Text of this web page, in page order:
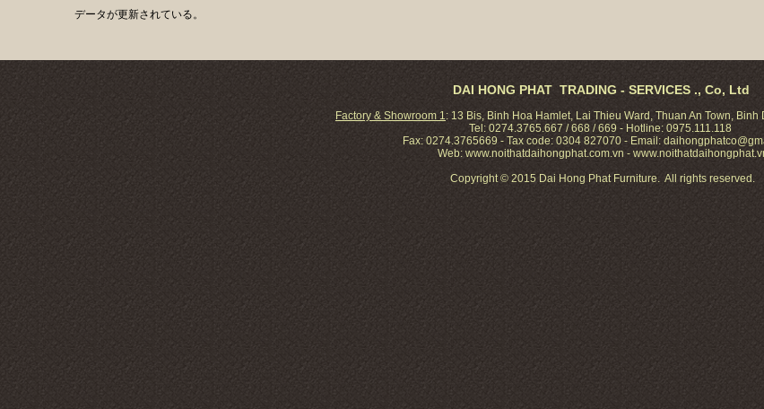
データが更新されている。
DAI HONG PHAT TRADING - SERVICES ., Co, Ltd
Factory & Showroom 1: 13 Bis, Binh Hoa Hamlet, Lai Thieu Ward, Thuan An Town,
Tel: 0274.3765.667 / 668 / 669 - Hotline: 0975.111.118
Fax: 0274.3765669 - Tax code: 0304 827070 - Email:
Web: www.noithatdaihongphat.com.vn -
Copyright © 2015 Dai Hong Phat Furniture. All rights reserved.